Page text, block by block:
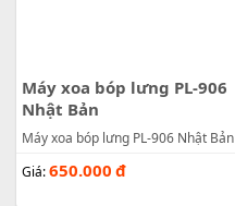
Máy xoa bóp lưng PL-906
Nhật Bản
Máy xoa bóp lưng PL-906 Nhật Bản
Giá:650.000 đ